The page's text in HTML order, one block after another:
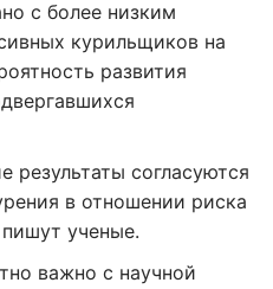
с более низким
курильщиков на
развития
результаты согласуются
в отношении риска
ученые.
важно с научной